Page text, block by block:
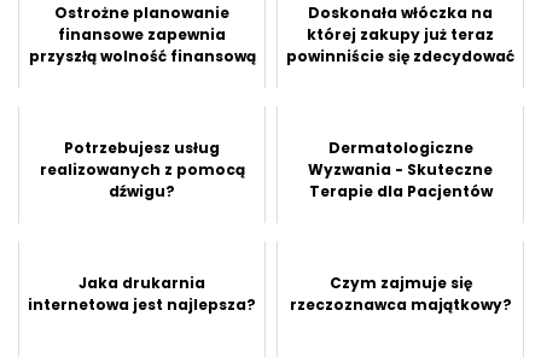
Ostrożne planowanie
finansowe zapewnia
przyszłą wolność finansową
Doskonała włóczka na
której zakupy już teraz
powinniście się zdecydować
Potrzebujesz usług
realizowanych z pomocą
dźwigu?
Dermatologiczne
Wyzwania - Skuteczne
Terapie dla Pacjentów
Jaka drukarnia
internetowa jest najlepsza?
Czym zajmuje się
rzeczoznawca majątkowy?